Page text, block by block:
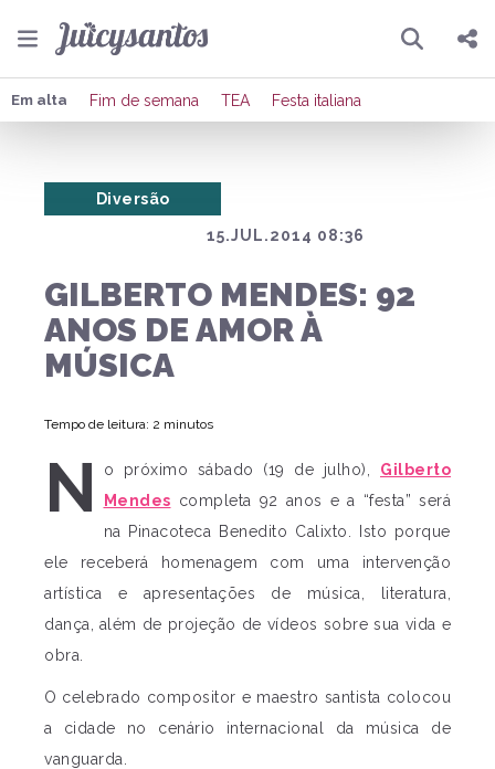
Pesquisar
Compartilhar
Publicar no X
Em alta Fim de semana TEA Festa italiana
15.JUL.2014 08:36
Diversão
GILBERTO MENDES: 92
ANOS DE AMOR À
MÚSICA
Tempo de leitura: 2 minutos
N o próximo sábado (19 de julho), Gilberto
Mendes completa 92 anos e a “festa” será
na Pinacoteca Benedito Calixto. Isto porque
ele receberá homenagem com uma intervenção
artística e apresentações de música, literatura,
dança, além de projeção de vídeos sobre sua vida e
obra.
O celebrado compositor e maestro santista colocou
a cidade no cenário internacional da música de
vanguarda.